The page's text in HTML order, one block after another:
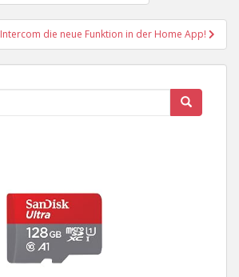
Intercom die neue Funktion in der Home App!